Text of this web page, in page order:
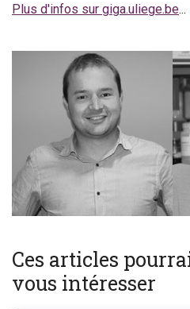
Plus d'infos sur giga.uliege.be...
Ces articles
vous intéresser